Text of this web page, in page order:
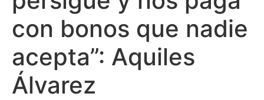
con bonos que nadie
acepta”: Aquiles
Álvarez